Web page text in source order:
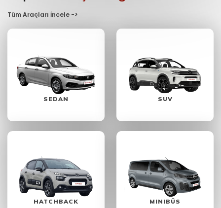
Tüm Araçları İncele ->
SEDAN SUV
HATCHBACK MINIBÜS